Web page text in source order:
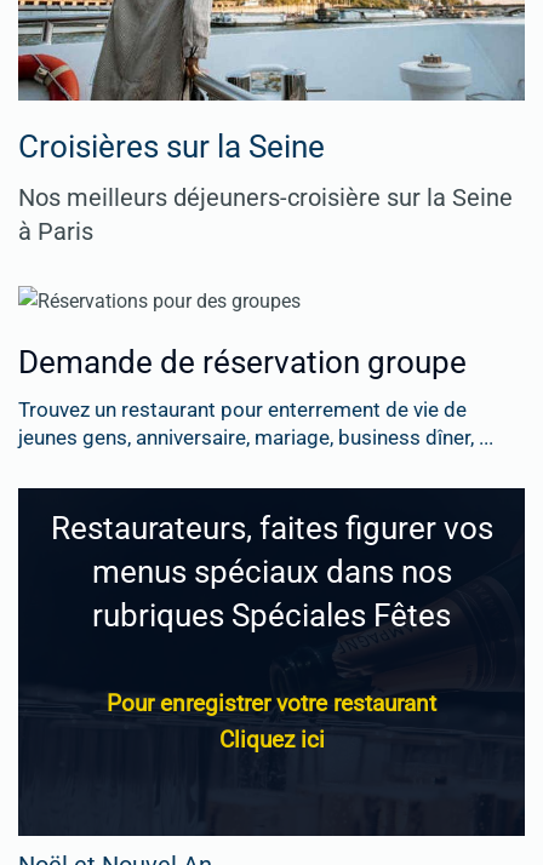
Croisières sur la Seine
Nos meilleurs déjeuners-croisière sur la Seine
à Paris
Demande de réservation groupe
Trouvez un restaurant pour enterrement de vie de
jeunes gens, anniversaire, mariage, business dîner, ...
Restaurateurs, faites figurer vos
menus spéciaux dans nos
rubriques Spéciales Fêtes
Pour enregistrer votre restaurant
Cliquez ici